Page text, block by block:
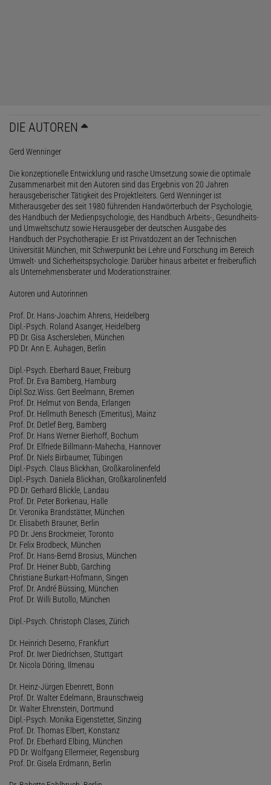
DIE AUTOREN
Gerd Wenninger
Die konzeptionelle Entwicklung und rasche Umsetzung sowie die optimale
Zusammenarbeit mit den Autoren sind das Ergebnis von 20 Jahren
herausgeberischer Tätigkeit des Projektleiters. Gerd Wenninger ist
Mitherausgeber des seit 1980 führenden Handwörterbuch der Psychologie,
des Handbuch der Medienpsychologie, des Handbuch Arbeits-, Gesundheits-
und Umweltschutz sowie Herausgeber der deutschen Ausgabe des
Handbuch der Psychotherapie. Er ist Privatdozent an der Technischen
Universität München, mit Schwerpunkt bei Lehre und Forschung im Bereich
Umwelt- und Sicherheitspsychologie. Darüber hinaus arbeitet er freiberuflich
als Unternehmensberater und Moderationstrainer.
Autoren und Autorinnen
Prof. Dr. Hans-Joachim Ahrens, Heidelberg
Dipl.-Psych. Roland Asanger, Heidelberg
PD Dr. Gisa Aschersleben, München
PD Dr. Ann E. Auhagen, Berlin
Dipl.-Psych. Eberhard Bauer, Freiburg
Prof. Dr. Eva Bamberg, Hamburg
Dipl.Soz.Wiss. Gert Beelmann, Bremen
Prof. Dr. Helmut von Benda, Erlangen
Prof. Dr. Hellmuth Benesch (Emeritus), Mainz
Prof. Dr. Detlef Berg, Bamberg
Prof. Dr. Hans Werner Bierhoff, Bochum
Prof. Dr. Elfriede Billmann-Mahecha, Hannover
Prof. Dr. Niels Birbaumer, Tübingen
Dipl.-Psych. Claus Blickhan, Großkarolinenfeld
Dipl.-Psych. Daniela Blickhan, Großkarolinenfeld
PD Dr. Gerhard Blickle, Landau
Prof. Dr. Peter Borkenau, Halle
Dr. Veronika Brandstätter, München
Dr. Elisabeth Brauner, Berlin
PD Dr. Jens Brockmeier, Toronto
Dr. Felix Brodbeck, München
Prof. Dr. Hans-Bernd Brosius, München
Prof. Dr. Heiner Bubb, Garching
Christiane Burkart-Hofmann, Singen
Prof. Dr. André Büssing, München
Prof. Dr. Willi Butollo, München
Dipl.-Psych. Christoph Clases, Zürich
Dr. Heinrich Deserno, Frankfurt
Prof. Dr. Iwer Diedrichsen, Stuttgart
Dr. Nicola Döring, Ilmenau
Dr. Heinz-Jürgen Ebenrett, Bonn
Prof. Dr. Walter Edelmann, Braunschweig
Dr. Walter Ehrenstein, Dortmund
Dipl.-Psych. Monika Eigenstetter, Sinzing
Prof. Dr. Thomas Elbert, Konstanz
Prof. Dr. Eberhard Elbing, München
PD Dr. Wolfgang Ellermeier, Regensburg
Prof. Dr. Gisela Erdmann, Berlin